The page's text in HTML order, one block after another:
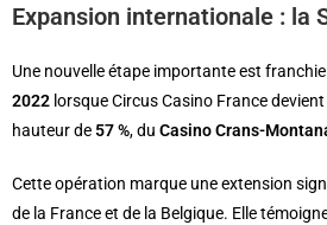
Expansion internationale : la
Une nouvelle étape importante est
2022 lorsque Circus Casino France
hauteur de 57 %, du Casino Crans-
Cette opération marque une extension
de la France et de la Belgique. Elle